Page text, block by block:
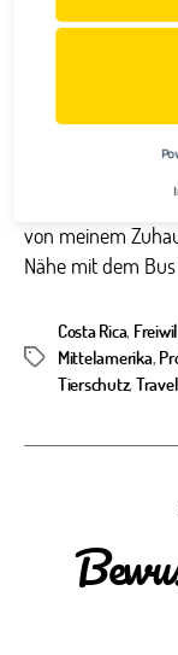
Unser
Eindrücken
in Costa Rica. In
San José in einer
freundlich war.
von meinem
Nähe mit dem
Schlagwörter
Costa Rica,
Mittelamerika,
Tierschutz,